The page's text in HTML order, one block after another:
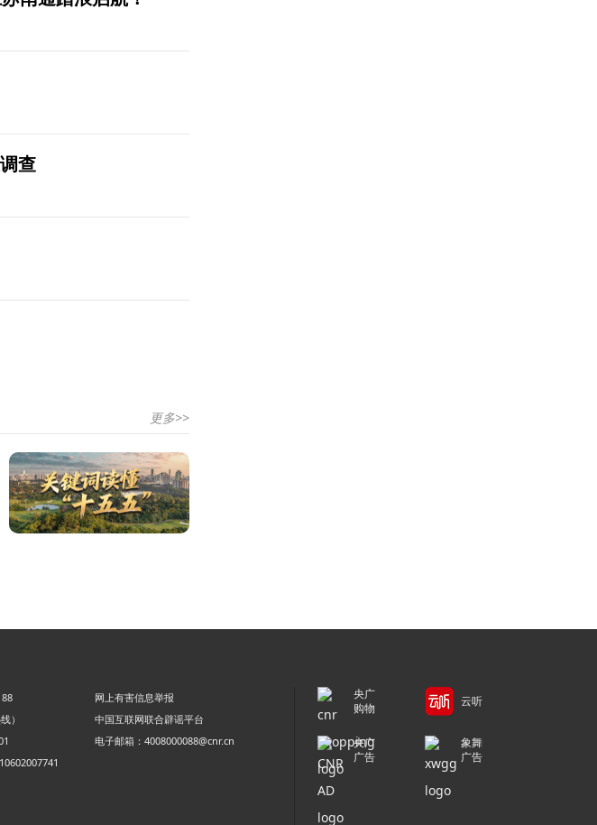
查
更多>>
网上有害信息举报
）
中国互联网联合辟谣平台
电子邮箱：4008000088@cnr.cn
央广
购物
云听
央广
广告
象舞
广告